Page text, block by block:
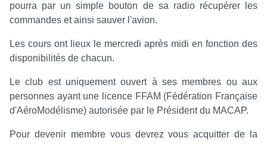
pourra par un simple bouton de sa radio récupérer les
commandes et ainsi sauver l'avion.
Les cours ont lieux le mercredi après midi en fonction des
disponibilités de chacun.
Le club est uniquement ouvert à ses membres ou aux
personnes ayant une licence FFAM (Fédération Française
d'AéroModélisme) autorisée par le Président du MACAP.
Pour devenir membre vous devrez vous acquitter de la